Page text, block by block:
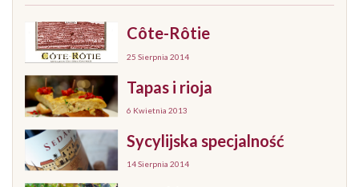
Côte-Rôtie
25 Sierpnia 2014
Tapas i rioja
6 Kwietnia 2013
Sycylijska specjalność
14 Sierpnia 2014